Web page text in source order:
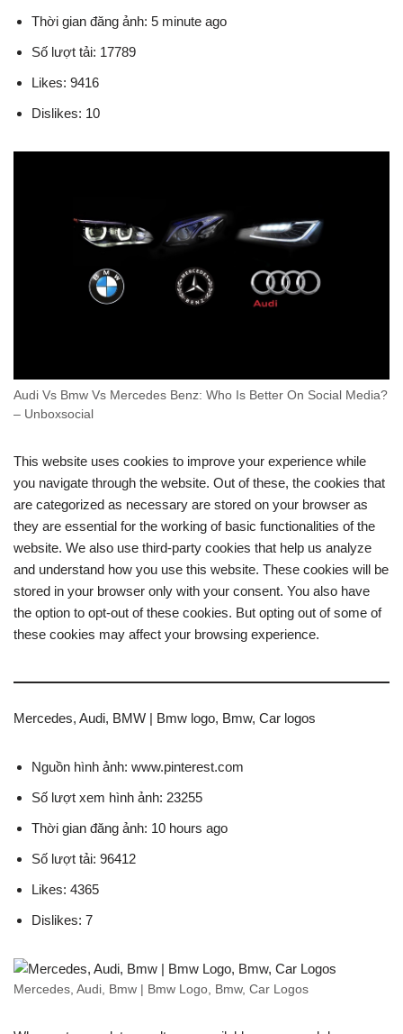
Thời gian đăng ảnh: 5 minute ago
Số lượt tải: 17789
Likes: 9416
Dislikes: 10
Audi Vs Bmw Vs Mercedes Benz: Who Is Better On Social Media?
– Unboxsocial
This website uses cookies to improve your experience while
you navigate through the website. Out of these, the cookies that
are categorized as necessary are stored on your browser as
they are essential for the working of basic functionalities of the
website. We also use third-party cookies that help us analyze
and understand how you use this website. These cookies will be
stored in your browser only with your consent. You also have
the option to opt-out of these cookies. But opting out of some of
these cookies may affect your browsing experience.
Mercedes, Audi, BMW | Bmw logo, Bmw, Car logos
Nguồn hình ảnh: www.pinterest.com
Số lượt xem hình ảnh: 23255
Thời gian đăng ảnh: 10 hours ago
Số lượt tải: 96412
Likes: 4365
Dislikes: 7
Mercedes, Audi, Bmw | Bmw Logo, Bmw, Car Logos